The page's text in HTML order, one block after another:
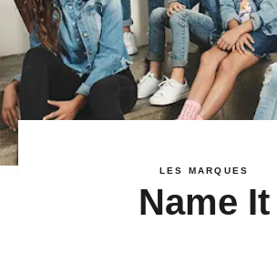
LES MARQUES
Name It